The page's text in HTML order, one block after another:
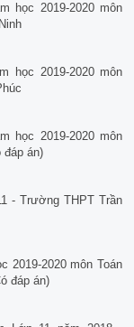
học 2019-2020 môn
học 2019-2020 môn
học 2019-2020 môn
án)
- Trường THPT Trần
2019-2020 môn Toán
đáp án)